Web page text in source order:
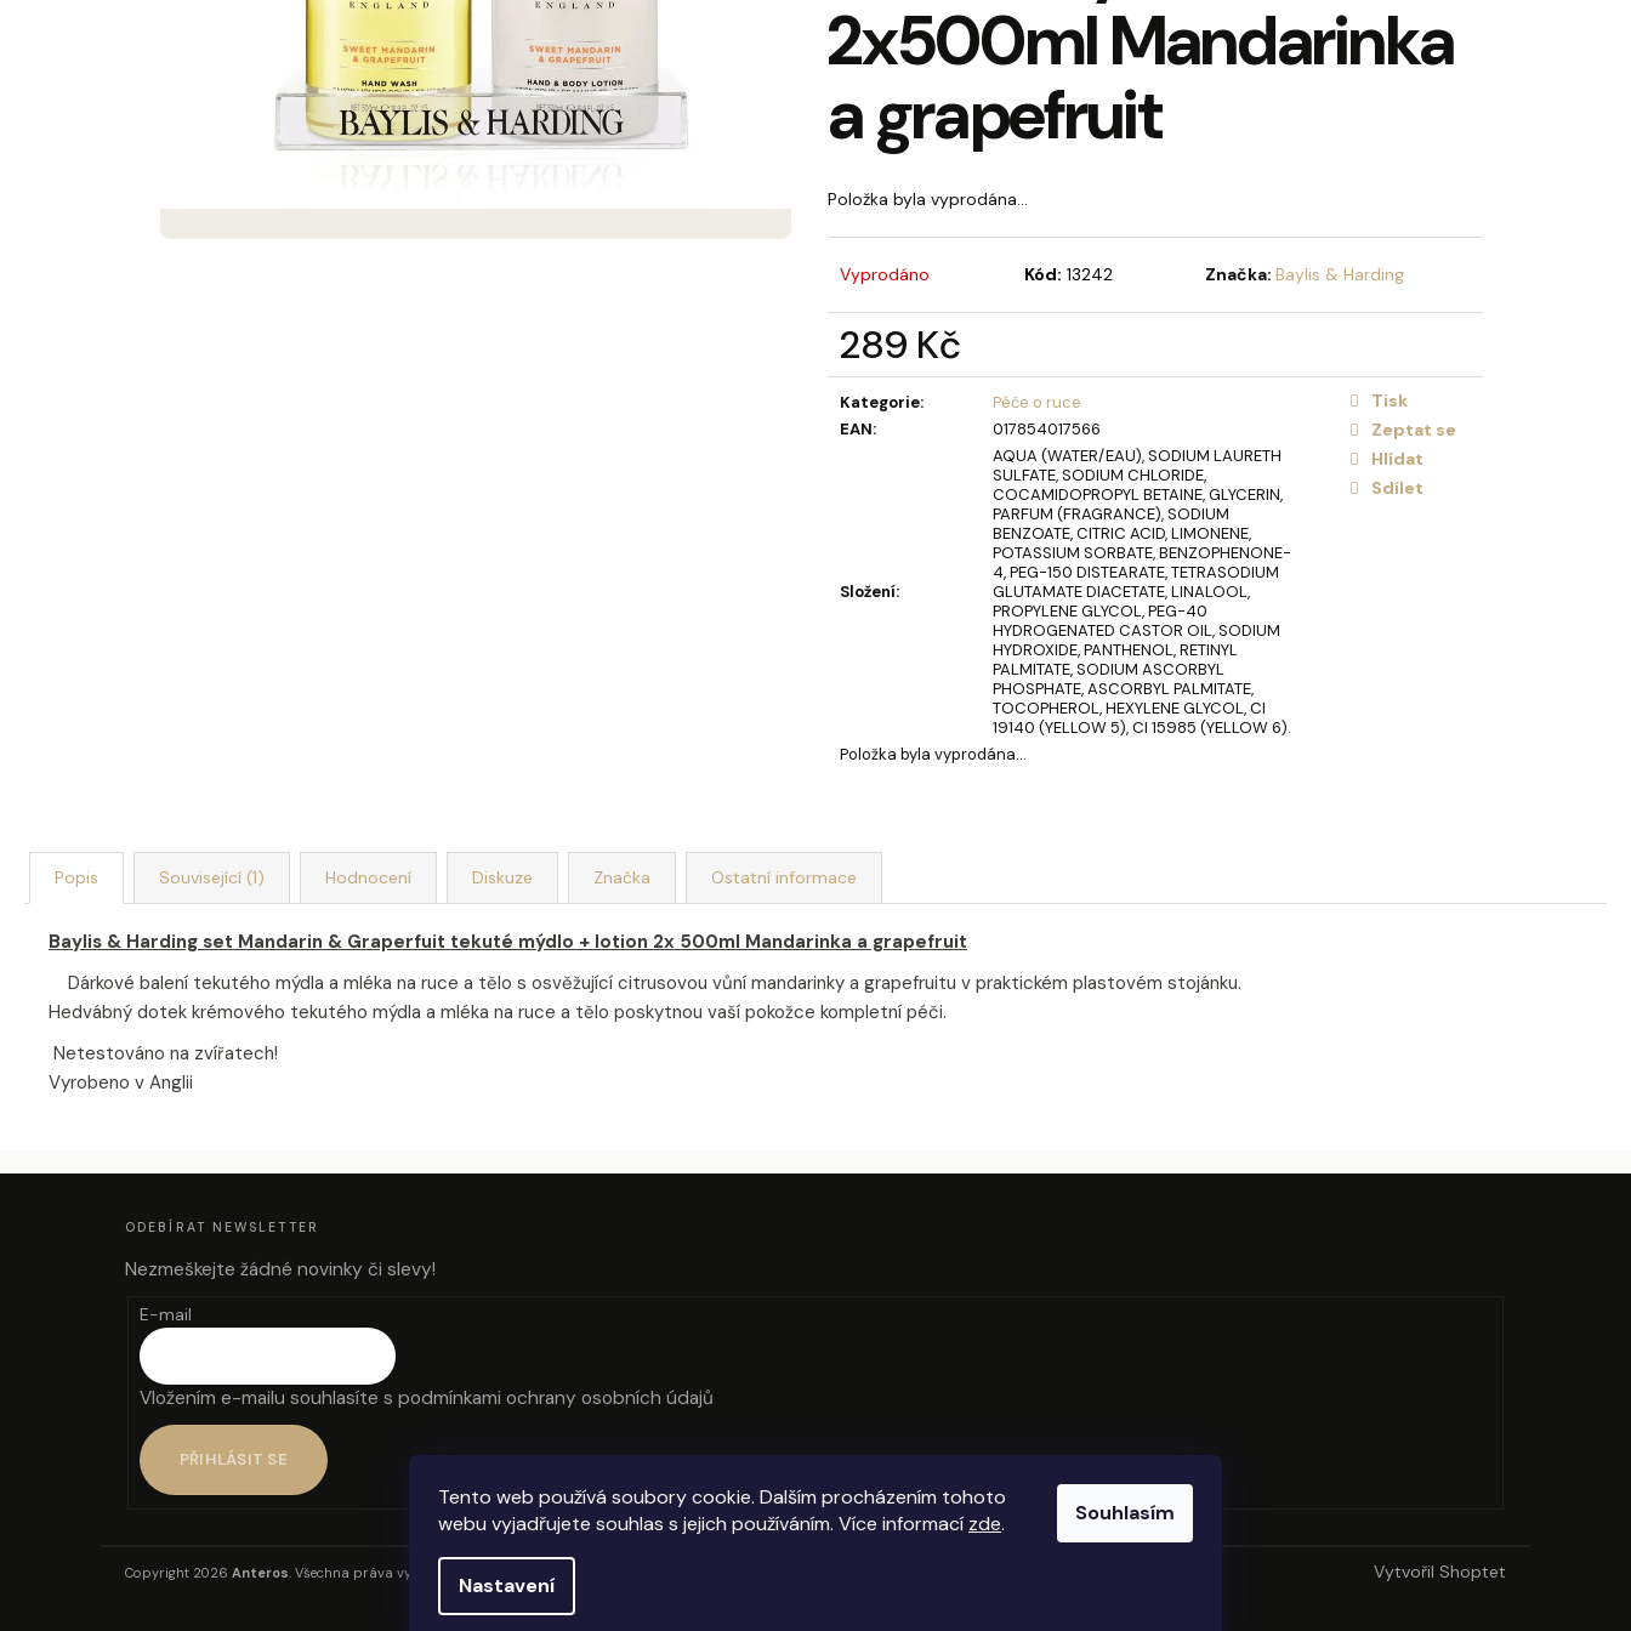
Tento web používá soubory cookie. Dalším procházením tohoto
webu vyjadřujete souhlas s jejich používáním. Více informací zde.
Nastavení
Souhlasím
2x500ml Mandarinka
a grapefruit
Položka byla vyprodána…
Vyprodáno Kód: 13242 Značka: Baylis & Harding
289 Kč
Měrná
cena:
Kategorie:
Péče o ruce
EAN: 017854017566
Složení:
AQUA (WATER/EAU), SODIUM LAURETH
SULFATE, SODIUM CHLORIDE,
COCAMIDOPROPYL BETAINE, GLYCERIN,
PARFUM (FRAGRANCE), SODIUM
BENZOATE, CITRIC ACID, LIMONENE,
POTASSIUM SORBATE, BENZOPHENONE-
4, PEG-150 DISTEARATE, TETRASODIUM
GLUTAMATE DIACETATE, LINALOOL,
PROPYLENE GLYCOL, PEG-40
HYDROGENATED CASTOR OIL, SODIUM
HYDROXIDE, PANTHENOL, RETINYL
PALMITATE, SODIUM ASCORBYL
PHOSPHATE, ASCORBYL PALMITATE,
TOCOPHEROL, HEXYLENE GLYCOL, CI
19140 (YELLOW 5), CI 15985 (YELLOW 6).
Položka byla vyprodána…
Tisk
Zeptat se
Hlídat
Sdílet
Popis Související (1) Hodnocení Diskuze Značka Ostatní informace
Baylis & Harding set Mandarin & Graperfuit tekuté mýdlo + lotion 2x 500ml Mandarinka a grapefruit
Dárkové balení tekutého mýdla a mléka na ruce a tělo s osvěžující citrusovou vůní mandarinky a grapefruitu v praktickém plastovém stojánku.
Hedvábný dotek krémového tekutého mýdla a mléka na ruce a tělo poskytnou vaší pokožce kompletní péči.
Netestováno na zvířatech!
Vyrobeno v Anglii
DEKORACE MÝDLOVÁ KYTICE ROMANCE
MÝDLOVÁ KYTICE LAURA
859 Kč
OLIVIA GARDEN HOLIDAY BRUSH ICED
BERRY KARTÁČ NA VLASY
95 Kč
Z
ODEBÍRAT NEWSLETTER
Nezmeškejte žádné novinky či slevy!
E-mail
Vložením e-mailu souhlasíte s podmínkami ochrany osobních údajů
PŘIHLÁSIT SE
Vytvořil Shoptet
Copyright 2026 Anteros. Všechna práva vyhrazena.